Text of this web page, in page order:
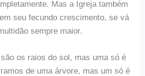
Mas a Igreja também
seu fecundo crescimento, se vá
sempre maior.
os raios do sol, mas uma só é
de uma árvore, mas um só é